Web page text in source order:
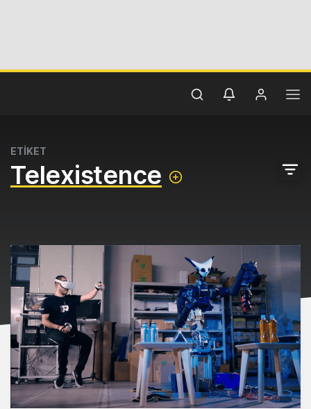
ETİKET
Telexistence